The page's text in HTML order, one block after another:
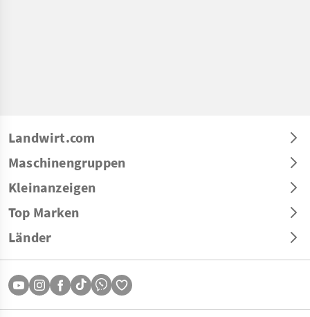
Landwirt.com
Maschinengruppen
Kleinanzeigen
Top Marken
Länder